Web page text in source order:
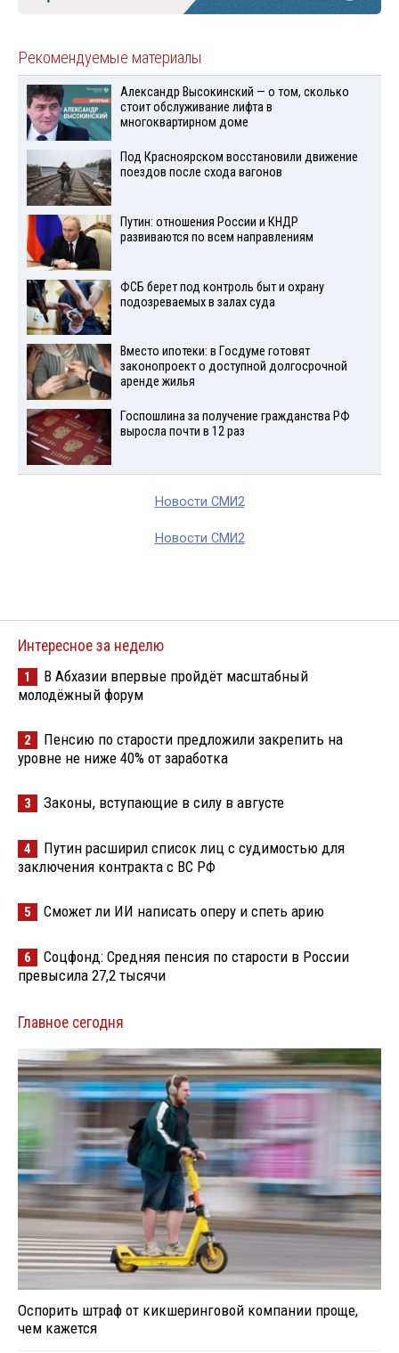
Рекомендуемые материалы
Александр Высокинский — о том, сколько
стоит обслуживание лифта в
многоквартирном доме
Под Красноярском восстановили движение
поездов после схода вагонов
Путин: отношения России и КНДР
развиваются по всем направлениям
ФСБ берет под контроль быт и охрану
подозреваемых в залах суда
Вместо ипотеки: в Госдуме готовят
законопроект о доступной долгосрочной
аренде жилья
Госпошлина за получение гражданства РФ
выросла почти в 12 раз
Новости СМИ2
Новости СМИ2
Интересное за неделю
1
В Абхазии впервые пройдёт масштабный
молодёжный форум
2
Пенсию по старости предложили закрепить на
уровне не ниже 40% от заработка
3 Законы, вступающие в силу в августе
4
Путин расширил список лиц с судимостью для
заключения контракта с ВС РФ
5 Сможет ли ИИ написать оперу и спеть арию
6
Соцфонд: Средняя пенсия по старости в России
превысила 27,2 тысячи
Главное сегодня
Оспорить штраф от кикшеринговой компании проще,
чем кажется